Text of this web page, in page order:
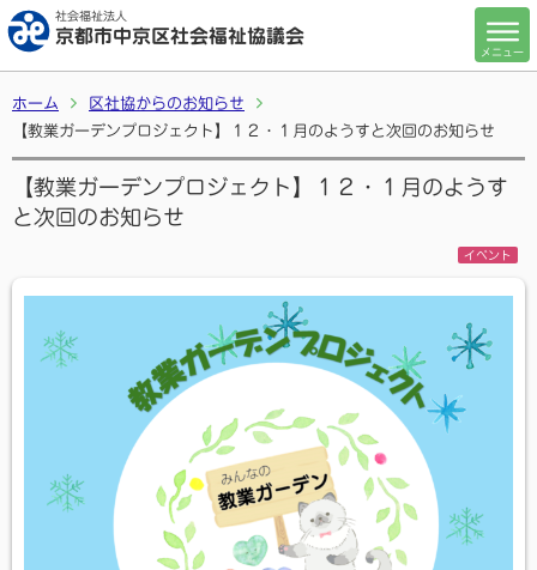
社会福祉法人
京都市中京区社会福祉協議会
メニュー
ホーム
区社協からのお知らせ
【教業ガーデンプロジェクト】１２・１月のようすと次回のお知らせ
【教業ガーデンプロジェクト】１２・１月のようす
と次回のお知らせ
イベント